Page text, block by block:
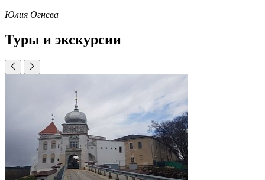
Юлия Огнева
Туры и экскурсии